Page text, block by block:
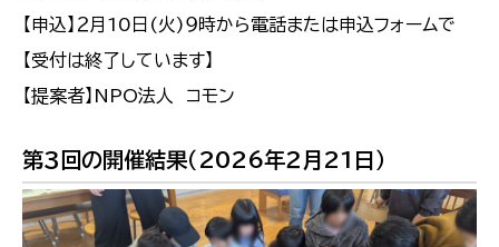
【申込】２月10日(火)９時から電話または申込フォームで
【受付は終了しています】
【提案者】NPO法人 コモン
第３回の開催結果（2026年２月21日）